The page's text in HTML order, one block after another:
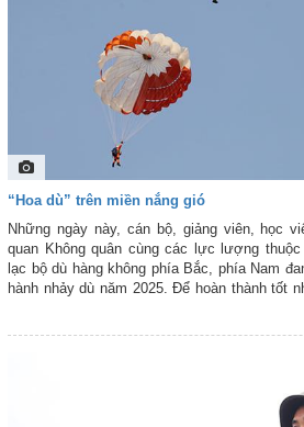
“Hoa dù” trên miền nắng gió
Những ngày này, cán bộ, giảng viên, học
quan Không quân cùng các lực lượng thuộc
lạc bộ dù hàng không phía Bắc, phía Nam
hành nhảy dù năm 2025. Để hoàn thành tốt
học viên phi công phải trải qua quá trình
tác chuẩn bị kỹ lưỡng. Đúng kế hoạch, các
bảo đảm an toàn tuyệt đối. Báo PK-KQ trân
một số hình ảnh công tác chuẩn bị và thực